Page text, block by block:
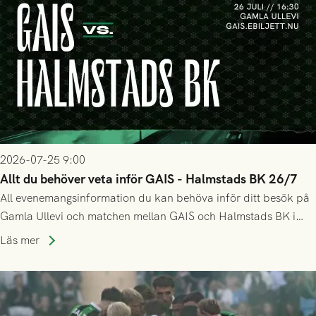
2026-07-25 9:00
Allt du behöver veta inför GAIS - Halmstads BK 26/7
All evenemangsinformation du kan behöva inför ditt besök på
Gamla Ullevi och matchen mellan GAIS och Halmstads BK i
Allsvenskan! Avspark kl 16.30 på söndag 26/7.
Läs mer